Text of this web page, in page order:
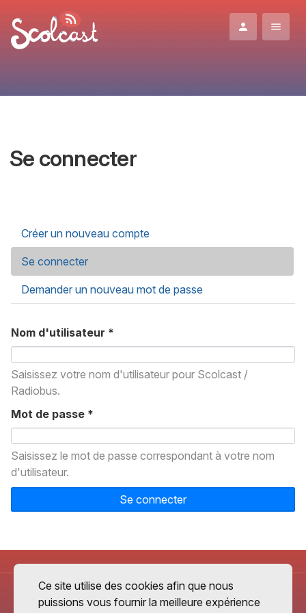
Se connecter
Onglets principaux
Créer un nouveau compte
Se connecter
Demander un nouveau mot de passe
Nom d'utilisateur *
Saisissez votre nom d'utilisateur pour Scolcast /
Radiobus.
Mot de passe *
Saisissez le mot de passe correspondant à votre nom
d'utilisateur.
Se connecter
Ce site utilise des cookies afin que nous
puissions vous fournir la meilleure expérience